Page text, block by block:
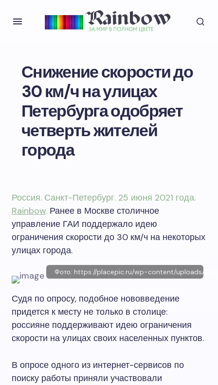
Снижение скорости до
30 км/ч на улицах
Петербурга одобряет
четверть жителей
города
Россия. Санкт-Петербург. 25 июня 2021 года.
Rainbow. Ранее в Москве столичное
управление ГАИ поддержало идею
ограничения скорости до 30 км/ч на некоторых
улицах города.
Фото: https://placepic.ru/wp-content/uploads/
Судя по опросу, подобное нововведение
придется к месту не только в столице:
россияне поддерживают идею ограничения
скорости на улицах своих населенных пунктов.
В опросе одного из интернет-сервисов по
поиску работы приняли участвовали